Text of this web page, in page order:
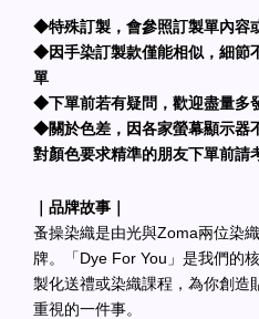
◆特殊訂製，會參照訂製單內容
◆因手染訂製款僅能相似，細節
單
◆下單前若有疑問，歡迎盡量多
◆關於色差，因各家螢幕顯示器
對顏色要求精準的朋友下單前請
｜品牌故事｜
蚤操染織是由光與Zoma兩位染
牌。「Dye For You」是我們的
製化送禮或染織課程，為你創造
重視的一件事。